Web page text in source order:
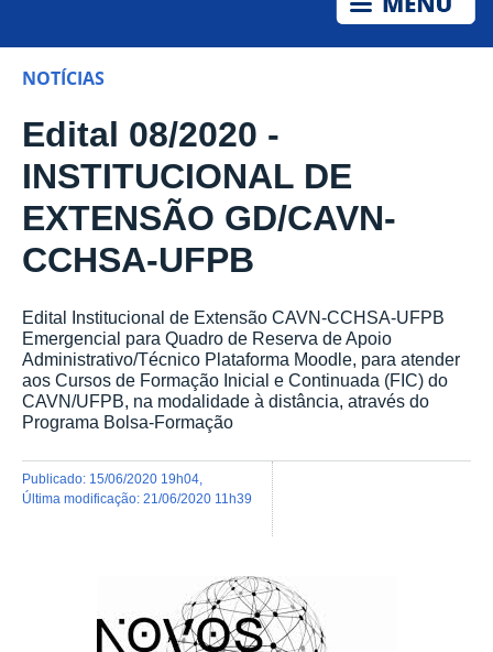
NOTÍCIAS
Edital 08/2020 -
INSTITUCIONAL DE
EXTENSÃO GD/CAVN-
CCHSA-UFPB
Edital Institucional de Extensão CAVN-CCHSA-UFPB
Emergencial para Quadro de Reserva de Apoio
Administrativo/Técnico Plataforma Moodle, para atender
aos Cursos de Formação Inicial e Continuada (FIC) do
CAVN/UFPB, na modalidade à distância, através do
Programa Bolsa-Formação
publicado: 15/06/2020 19h04
última modificação: 21/06/2020 11h39